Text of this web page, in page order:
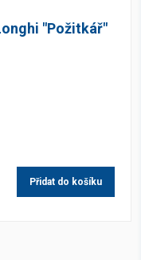
"Požitkář"
Přidat do košíku